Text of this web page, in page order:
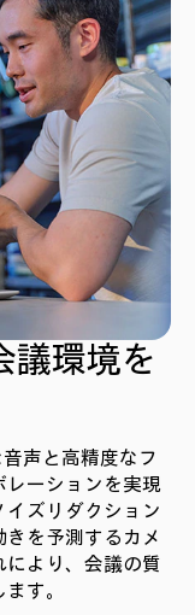
議環境を
声と高精度なフ
レーションを実現
ズリダクション
を予測するカメ
より、会議の質
す。